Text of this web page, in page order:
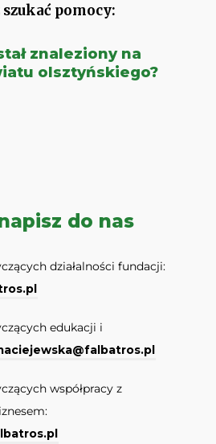
pomocy:
znaleziony na
olsztyńskiego?
do nas
działalności fundacji:
edukacji i
współpracy z